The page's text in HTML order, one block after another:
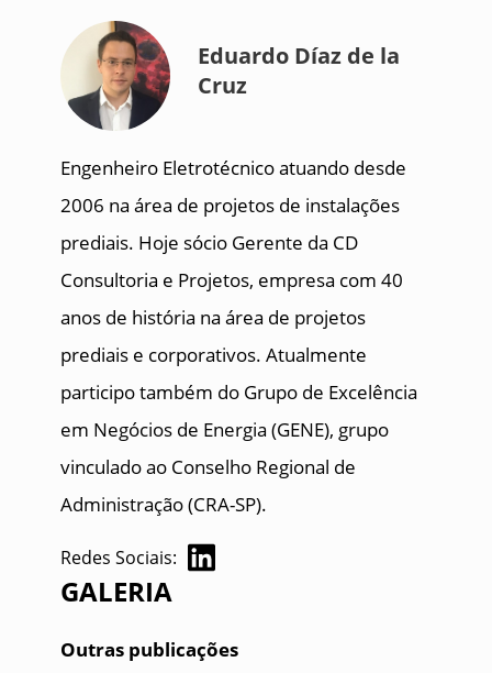
Eduardo Díaz de la
Cruz
Engenheiro Eletrotécnico atuando desde
2006 na área de projetos de instalações
prediais. Hoje sócio Gerente da CD
Consultoria e Projetos, empresa com 40
anos de história na área de projetos
prediais e corporativos. Atualmente
participo também do Grupo de Excelência
em Negócios de Energia (GENE), grupo
vinculado ao Conselho Regional de
Administração (CRA-SP).
Redes Sociais:
GALERIA
Outras publicações